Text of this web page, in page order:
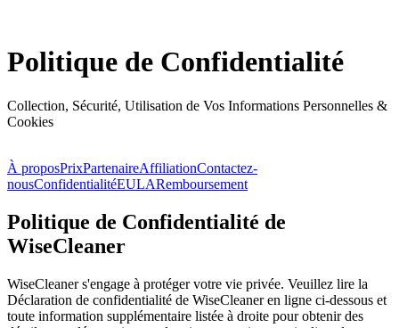
Politique de Confidentialité
Collection, Sécurité, Utilisation de Vos Informations Personnelles &
Cookies
À proposPrixPartenaireAffiliationContactez-
nousConfidentialitéEULARemboursement
Politique de Confidentialité de
WiseCleaner
WiseCleaner s'engage à protéger votre vie privée. Veuillez lire la
Déclaration de confidentialité de WiseCleaner en ligne ci-dessous et
toute information supplémentaire listée à droite pour obtenir des